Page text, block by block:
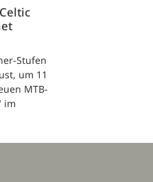
Stufen
um 11
MTB-
im